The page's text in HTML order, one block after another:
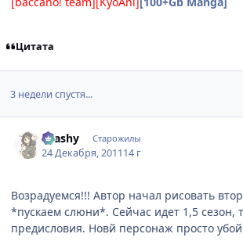
Цитата
3 недели спустя...
Arashy Старожилы
24 Декабря, 201114 г
Возрадуемся!!! Автор начал рисовать
*пускаем слюни*. Сейчас идет 1,5 сезон,
предисловия. Новй персонаж просто